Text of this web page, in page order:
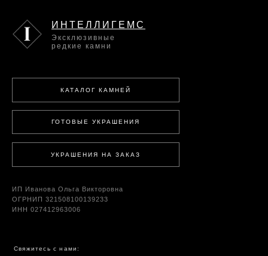
КАТАЛОГ КАМНЕЙ
УКРАШЕНИЯ НА ЗАКАЗ
ГОТОВЫЕ УКРАШЕНИЯ
Эксклюзивные
редкие камни
ИНТЕЛЛИГЕМС
Свяжитесь с нами:
ИП Иванова Ольга Викторовна
ОГРНИП 321508100139233
ИНН 027412963006